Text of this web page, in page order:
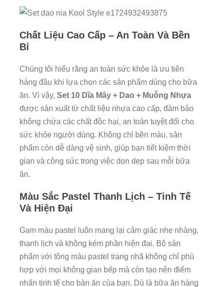
Chất Liệu Cao Cấp – An Toàn Và Bền
Bỉ
Chúng tôi hiểu rằng an toàn sức khỏe là ưu tiên
hàng đầu khi lựa chọn các sản phẩm dùng cho bữa
ăn. Vì vậy, Set 10 Dĩa Mây + Dao + Muỗng Nhựa
được sản xuất từ chất liệu nhựa cao cấp, đảm bảo
không chứa các chất độc hại, an toàn tuyệt đối cho
sức khỏe người dùng. Không chỉ bền màu, sản
phẩm còn dễ dàng vệ sinh, giúp bạn tiết kiệm thời
gian và công sức trong việc dọn dẹp sau mỗi bữa
ăn.
Màu Sắc Pastel Thanh Lịch – Tinh Tế
Và Hiện Đại
Gam màu pastel luôn mang lại cảm giác nhẹ nhàng,
thanh lịch và không kém phần hiện đại. Bộ sản
phẩm với tông màu pastel trang nhã không chỉ phù
hợp với mọi không gian bếp mà còn tạo nên điểm
nhấn tinh tế cho bàn ăn của bạn. Dù là bữa ăn hàng